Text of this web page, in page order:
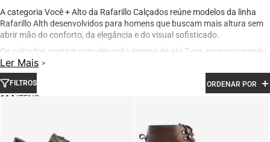
A categoria Você + Alto da Rafarillo Calçados reúne modelos da linha
Rafarillo Alth desenvolvidos para homens que buscam mais altura sem
abrir mão do conforto, da elegância e do visual sofisticado.
Os calçados contam com elevação interna de até 7 cm, proporcionando
aumento de altura de forma discreta e natural. Produzidos em couro
legítimo e com acabamento premium, os modelos oferecem excelente
conforto para uso diário, além de design moderno para ocasiões sociais,
profissionais e casuais.
mocassins e sapatênis com tecnologia de elevação interna,
desenvolvidos para garantir mais confiança, postura e estilo em
Ler Mais
FILTROS ORDENAR POR
114